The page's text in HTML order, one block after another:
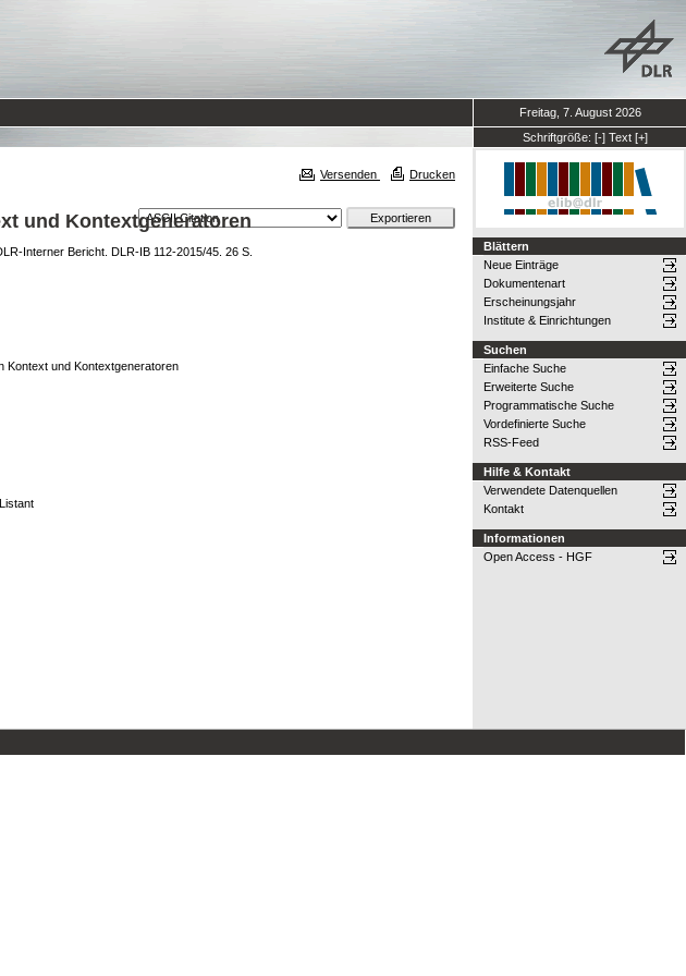
Freitag, 7. August 2026
Schriftgröße: [-] Text [+]
Versenden Drucken
und Kontextgeneratoren
Interner Bericht. DLR-IB 112-2015/45. 26 S.
Kontext und Kontextgeneratoren
Blättern
Neue Einträge
Dokumentenart
Erscheinungsjahr
Institute & Einrichtungen
Suchen
Einfache Suche
Erweiterte Suche
Programmatische Suche
Vordefinierte Suche
RSS-Feed
Hilfe & Kontakt
Verwendete Datenquellen
Kontakt
Informationen
Open Access - HGF